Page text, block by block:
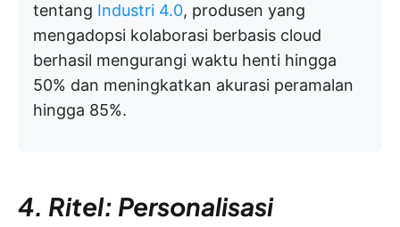
tentang Industri 4.0, produsen yang
mengadopsi kolaborasi berbasis cloud
berhasil mengurangi waktu henti hingga
50% dan meningkatkan akurasi peramalan
hingga 85%.
4. Ritel: Personalisasi